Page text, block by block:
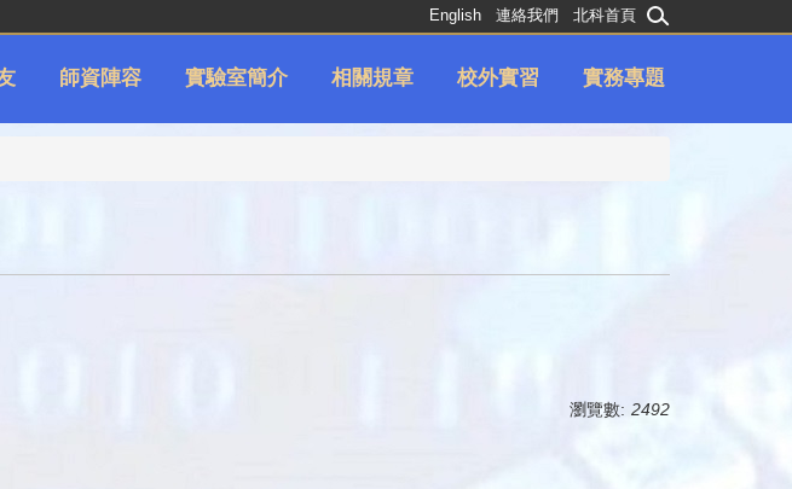
師資陣容 實驗室簡介 相關規章 校外實習 實務專題
English 連絡我們 北科首頁
瀏覽數: 2492